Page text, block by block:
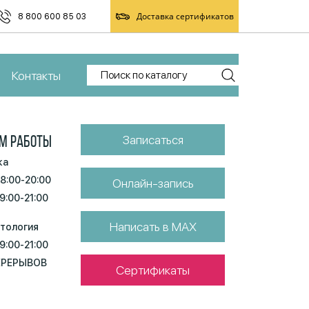
8 800 600 85 03 Доставка сертификатов
Контакты
РАБОТЫ
20:00
21:00
21:00
Записаться
Онлайн-запись
Написать в MAX
Сертификаты